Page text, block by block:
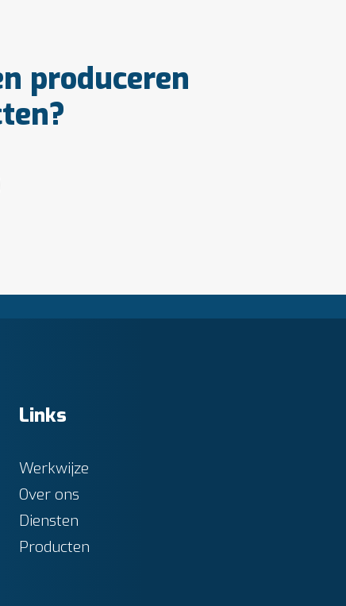
produceren
Links
Werkwijze
Over ons
Diensten
Producten